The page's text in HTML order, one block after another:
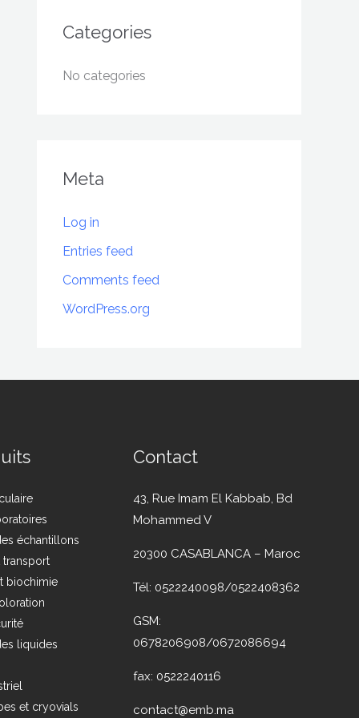
Categories
No categories
Meta
Log in
Entries feed
Comments feed
WordPress.org
échantillons
transport
biochimie
liquides
et cryovials
Contact
43, Rue Imam El Kabbab, Bd
Mohammed V
20300 CASABLANCA – Maroc
Tél: 0522240098/0522408362
GSM:
0678206908/0672086694
fax: 0522240116
contact@emb.ma